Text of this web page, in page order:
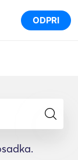
ODPRI